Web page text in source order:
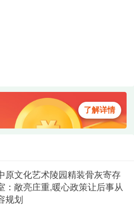
立碑双穴墓位，价格从
性价比又看重园区环境的家
了解详情
原文化艺术陵园精装骨灰寄存
：敞亮庄重,暖心政策让后事从
规划